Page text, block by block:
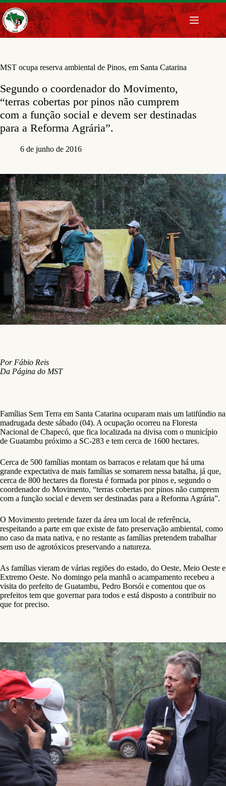
Pular
para
o
conteúdo
MST ocupa reserva ambiental de Pinos, em Santa Catarina
Segundo o coordenador do Movimento,
“terras cobertas por pinos não cumprem
com a função social e devem ser destinadas
para a Reforma Agrária”.
6 de junho de 2016
Por Fábio Reis
Da Página do MST
Famílias Sem Terra em Santa Catarina ocuparam mais um latifúndio na
madrugada deste sábado (04). A ocupação ocorreu na Floresta
Nacional de Chapecó, que fica localizada na divisa com o município
de Guatambu próximo a SC-283 e tem cerca de 1600 hectares.
Cerca de 500 famílias montam os barracos e relatam que há uma
grande expectativa de mais famílias se somarem nessa batalha, já que,
cerca de 800 hectares da floresta é formada por pinos e, segundo o
coordenador do Movimento, “terras cobertas por pinos não cumprem
com a função social e devem ser destinadas para a Reforma Agrária”.
O Movimento pretende fazer da área um local de referência,
respeitando a parte em que existe de fato preservação ambiental, como
no caso da mata nativa, e no restante as famílias pretendem trabalhar
sem uso de agrotóxicos preservando a natureza.
As famílias vieram de várias regiões do estado, do Oeste, Meio Oeste e
Extremo Oeste. No domingo pela manhã o acampamento recebeu a
visita do prefeito de Guatambu, Pedro Borsói e comentou que os
prefeitos tem que governar para todos e está disposto a contribuir no
que for preciso.